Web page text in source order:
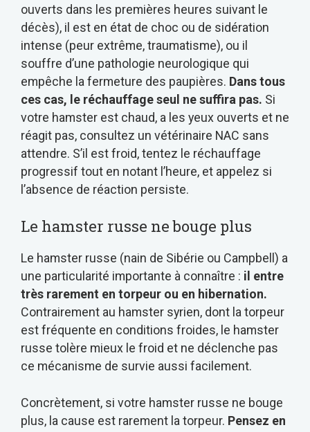
ouverts dans les premières heures suivant le
décès), il est en état de choc ou de sidération
intense (peur extrême, traumatisme), ou il
souffre d’une pathologie neurologique qui
empêche la fermeture des paupières. Dans tous
ces cas, le réchauffage seul ne suffira pas. Si
votre hamster est chaud, a les yeux ouverts et ne
réagit pas, consultez un vétérinaire NAC sans
attendre. S’il est froid, tentez le réchauffage
progressif tout en notant l’heure, et appelez si
l’absence de réaction persiste.
Le hamster russe ne bouge plus
Le hamster russe (nain de Sibérie ou Campbell) a
une particularité importante à connaître : il entre
très rarement en torpeur ou en hibernation.
Contrairement au hamster syrien, dont la torpeur
est fréquente en conditions froides, le hamster
russe tolère mieux le froid et ne déclenche pas
ce mécanisme de survie aussi facilement.
Concrètement, si votre hamster russe ne bouge
plus, la cause est rarement la torpeur. Pensez en